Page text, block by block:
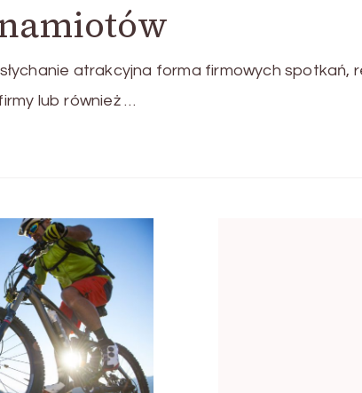
atrakcyjna forma firmowych spotkań,
lub również …